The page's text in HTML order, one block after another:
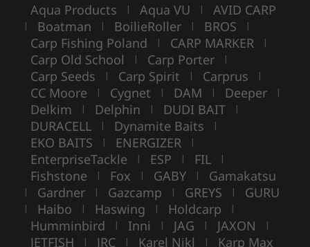
Aqua Products | Aqua VU | AVID CARP
| Boatman | BoilieRoller | BROS |
Carp Fishing Poland | CARP MARKER |
Carp Old School | Carp Porter |
Carp Seeds | Carp Spirit | Carprus |
CC Moore | Cygnet | DAM | Deeper |
Delkim | Delphin | DUDI BAIT |
DURACELL | Dynamite Baits |
EKO BAITS | ENERGIZER |
EnterpriseTackle | ESP | FIL |
Fishstone | Fox | GABY | Gamakatsu
| Gardner | Gazcamp | GREYS | GURU
| Haibo | Haswing | Holdcarp |
Humminbird | Inni | JAG | JAXON |
JETFISH | JRC | Karel Nikl | Karp Max